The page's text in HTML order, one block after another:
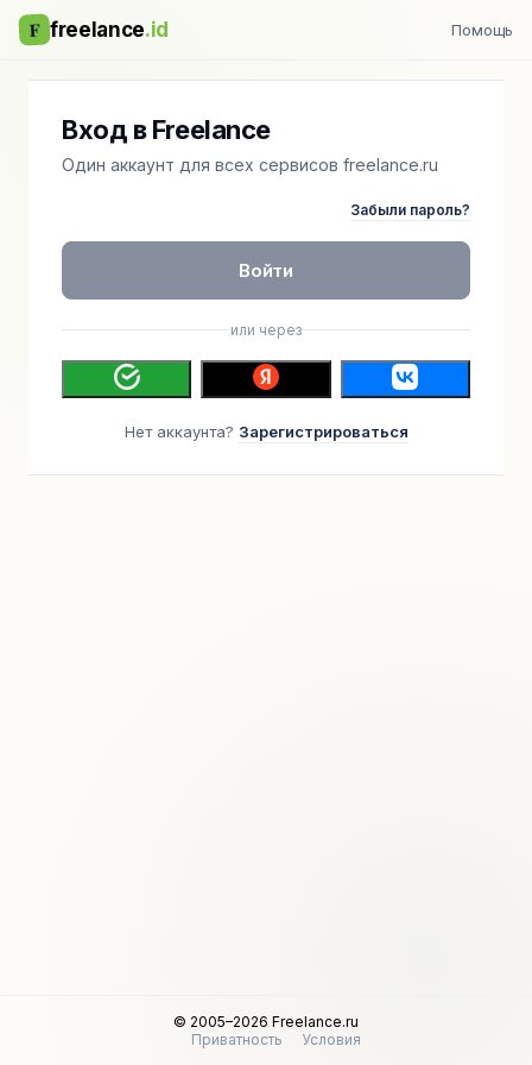
F freelance.id Помощь
Вход в Freelance
Один аккаунт для всех сервисов freelance.ru
Забыли пароль?
Войти
или через
Нет аккаунта? Зарегистрироваться
© 2005–2026 Freelance.ru
Приватность
Условия